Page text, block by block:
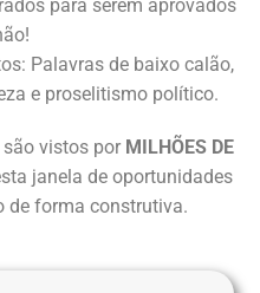
para serem aprovados
Palavras de baixo calão,
e proselitismo político.
vistos por MILHÕES DE
janela de oportunidades
de forma construtiva.